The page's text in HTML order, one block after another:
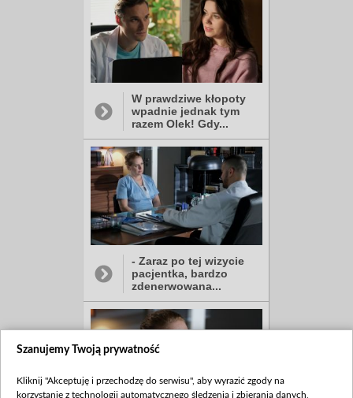
W prawdziwe kłopoty
wpadnie jednak tym
razem Olek! Gdy...
- Zaraz po tej wizycie
pacjentka, bardzo
zdenerwowana...
Szanujemy Twoją prywatność
Kliknij "Akceptuję i przechodzę do serwisu", aby wyrazić zgody na
korzystanie z technologii automatycznego śledzenia i zbierania danych,